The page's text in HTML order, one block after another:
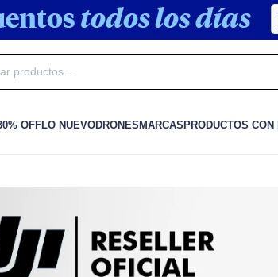
OFFLO NUEVODRONESMARCASPRODUCTOS CON